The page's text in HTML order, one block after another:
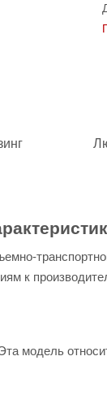
к
модель